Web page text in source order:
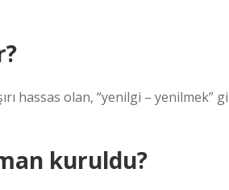
hassas olan, “yenilgi – yenilmek”
kuruldu?